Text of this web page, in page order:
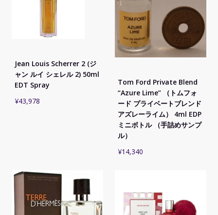
Jean Louis Scherrer 2 (ジ
ャン ルイ シェレル 2) 50ml
EDT Spray
¥43,978
Tom Ford Private Blend
“Azure Lime” （トムフォ
ード プライベートブレンド
アズレーライム） 4ml EDP
ミニボトル （手詰めサンプ
ル）
¥14,340